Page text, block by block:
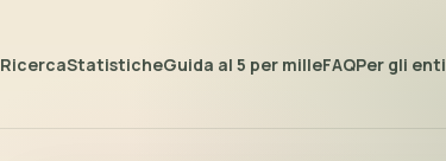
RicercaStatisticheGuida al 5 per milleFAQPer gli enti